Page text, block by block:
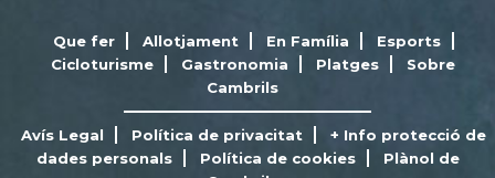
Que fer Allotjament En Família
Esports
Cicloturisme
Gastronomia Platges
Sobre
Cambrils
Avís Legal Política de privacitat
+ Info protecció de
dades personals
Política de cookies
Plànol de